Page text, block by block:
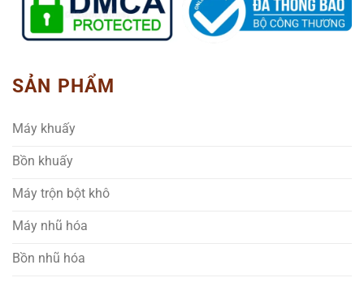
SẢN PHẨM
Máy khuấy
Bồn khuấy
Máy trộn bột khô
Máy nhũ hóa
Bồn nhũ hóa